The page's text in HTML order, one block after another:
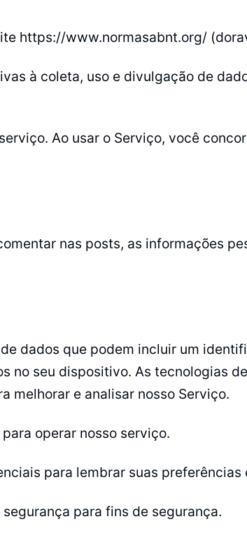
site https://www.normasabnt.org/
à coleta, uso e divulgação de
Ao usar o Serviço, você
nas posts, as informações
dados que podem incluir um
no seu dispositivo. As tecnologias
melhorar e analisar nosso Serviço.
operar nosso serviço.
para lembrar suas
para fins de segurança.